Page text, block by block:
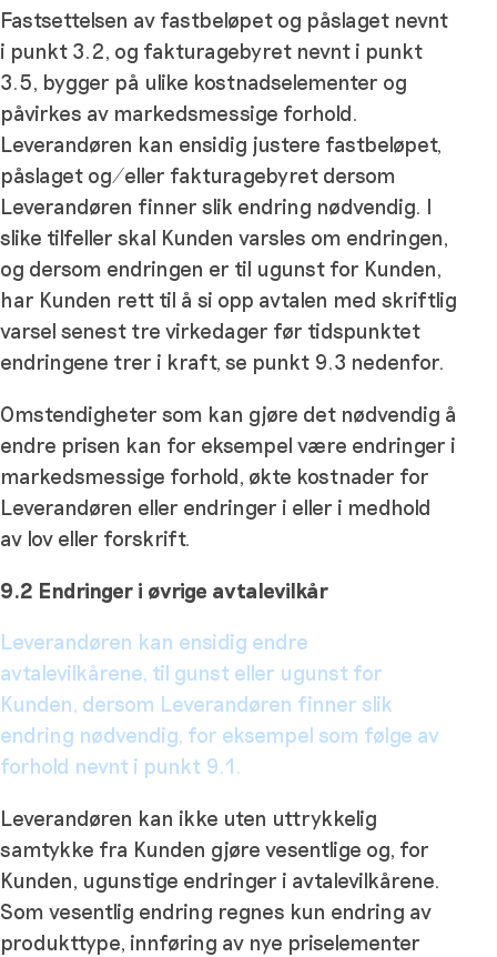
Fastsettelsen av fastbeløpet og påslaget nevnt
i punkt 3.2, og fakturagebyret nevnt i punkt
3.5, bygger på ulike kostnadselementer og
påvirkes av markedsmessige forhold.
Leverandøren kan ensidig justere fastbeløpet,
påslaget og/eller fakturagebyret dersom
Leverandøren finner slik endring nødvendig. I
slike tilfeller skal Kunden varsles om endringen,
og dersom endringen er til ugunst for Kunden,
har Kunden rett til å si opp avtalen med skriftlig
varsel senest tre virkedager før tidspunktet
endringene trer i kraft, se punkt 9.3 nedenfor.
Omstendigheter som kan gjøre det nødvendig å
endre prisen kan for eksempel være endringer i
markedsmessige forhold, økte kostnader for
Leverandøren eller endringer i eller i medhold
av lov eller forskrift.
9.2 Endringer i øvrige avtalevilkår
Leverandøren kan ensidig endre
avtalevilkårene, til gunst eller ugunst for
Kunden, dersom Leverandøren finner slik
endring nødvendig, for eksempel som følge av
forhold nevnt i punkt 9.1.
Leverandøren kan ikke uten uttrykkelig
samtykke fra Kunden gjøre vesentlige og, for
Kunden, ugunstige endringer i avtalevilkårene.
Som vesentlig endring regnes kun endring av
produkttype, innføring av nye priselementer